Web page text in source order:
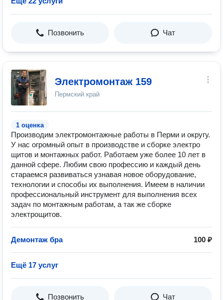
Позвонить Чат
Электромонтаж 159
Пермский край
1 оценка
Производим электромонтажные работы в Перми и округу.
У нас огромный опыт в производстве и сборке электро
щитов и монтажных работ. Работаем уже более 10 лет в
данной сфере. Любим свою профессию и каждый день
стараемся развиваться узнавая новое оборудование,
технологии и способы их выполнения. Имеем в наличии
профессиональный инструмент для выполнения всех
задач по монтажным работам, а так же сборке
электрощитов.
Демонтаж бра 100 ₽
Ещё 17 услуг
Позвонить Чат